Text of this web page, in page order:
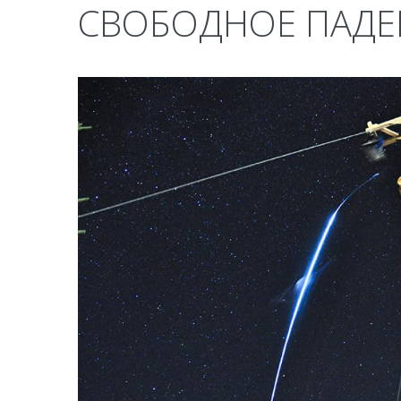
СВОБОДНОЕ